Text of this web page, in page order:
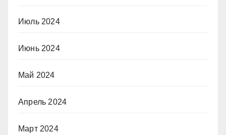
Июль 2024
Июнь 2024
Май 2024
Апрель 2024
Март 2024